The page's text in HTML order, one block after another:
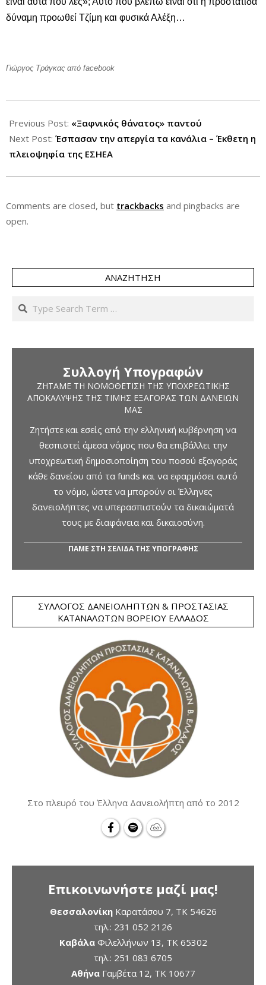
δύναμη προωθεί Τζίμη και φυσικά Αλέξη…
Γιώργος Τράγκας από facebook
06-
16
Previous Post: «Ξαφνικός θάνατος» παντού
Next Post: Έσπασαν την απεργία τα κανάλια – Έκθετη η
πλειοψηφία της ΕΣΗΕΑ
Comments are closed, but trackbacks and pingbacks are
open.
ΑΝΑΖΉΤΗΣΗ
Search
Συλλογή Υπογραφών
ΖΗΤΆΜΕ ΤΗ ΝΟΜΟΘΈΤΙΣΗ ΤΗΣ ΥΠΟΧΡΕΩΤΙΚΉΣ
ΑΠΟΚΆΛΥΨΗΣ ΤΗΣ ΤΙΜΉΣ ΕΞΑΓΟΡΆΣ ΤΩΝ ΔΑΝΕΊΩΝ
ΜΑΣ
Ζητήστε και εσείς από την ελληνική κυβέρνηση να
θεσπιστεί άμεσα νόμος που θα επιβάλλει την
υποχρεωτική δημοσιοποίηση του ποσού εξαγοράς
κάθε δανείου από τα funds και να εφαρμόσει αυτό
το νόμο, ώστε να μπορούν οι Έλληνες
δανειολήπτες να υπερασπιστούν τα δικαιώματά
τους με διαφάνεια και δικαιοσύνη.
ΠΑΜΕ ΣΤΗ ΣΕΛΙΔΑ ΤΗΣ ΥΠΟΓΡΑΦΗΣ
ΣΎΛΛΟΓΟΣ ΔΑΝΕΙΟΛΗΠΤΏΝ & ΠΡΟΣΤΑΣΊΑΣ
ΚΑΤΑΝΑΛΩΤΏΝ ΒΟΡΕΊΟΥ ΕΛΛΆΔΟΣ
Στο πλευρό του Έλληνα Δανειολήπτη από το 2012
Επικοινωνήστε μαζί μας!
ΘεσσαλονίκηΚαρατάσου 7, TK 54626
τηλ.: 231 052 2126
ΚαβάλαΦιλελλήνων 13, ΤΚ 65302
τηλ.: 251 083 6705
ΑθήναΓαμβέτα 12, ΤΚ 10677